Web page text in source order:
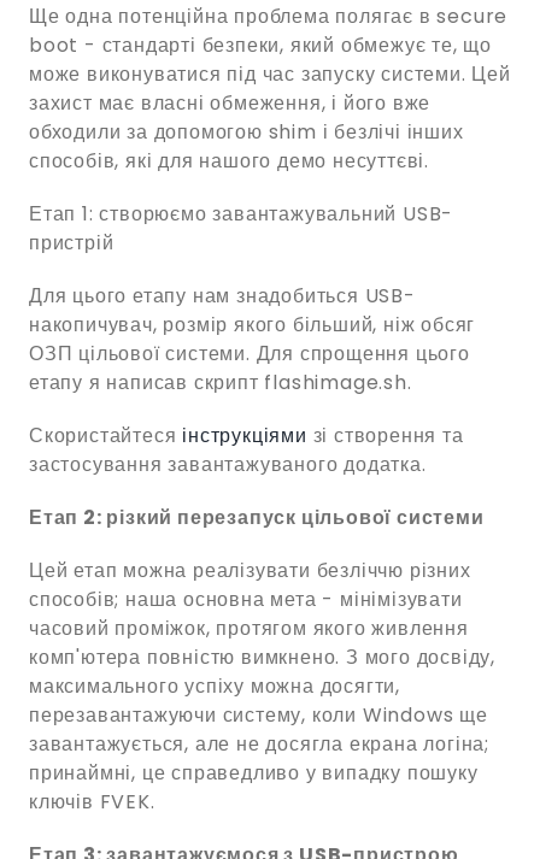
Ще одна потенційна проблема полягає в secure
boot - стандарті безпеки, який обмежує те, що
може виконуватися під час запуску системи. Цей
захист має власні обмеження, і його вже
обходили за допомогою shim і безлічі інших
способів, які для нашого демо несуттєві.
Етап 1: створюємо завантажувальний USB-
пристрій
Для цього етапу нам знадобиться USB-
накопичувач, розмір якого більший, ніж обсяг
ОЗП цільової системи. Для спрощення цього
етапу я написав скрипт flashimage.sh.
Скористайтеся інструкціями зі створення та
застосування завантажуваного додатка.
Етап 2: різкий перезапуск цільової системи
Цей етап можна реалізувати безліччю різних
способів; наша основна мета - мінімізувати
часовий проміжок, протягом якого живлення
комп'ютера повністю вимкнено. З мого досвіду,
максимального успіху можна досягти,
перезавантажуючи систему, коли Windows ще
завантажується, але не досягла екрана логіна;
принаймні, це справедливо у випадку пошуку
ключів FVEK.